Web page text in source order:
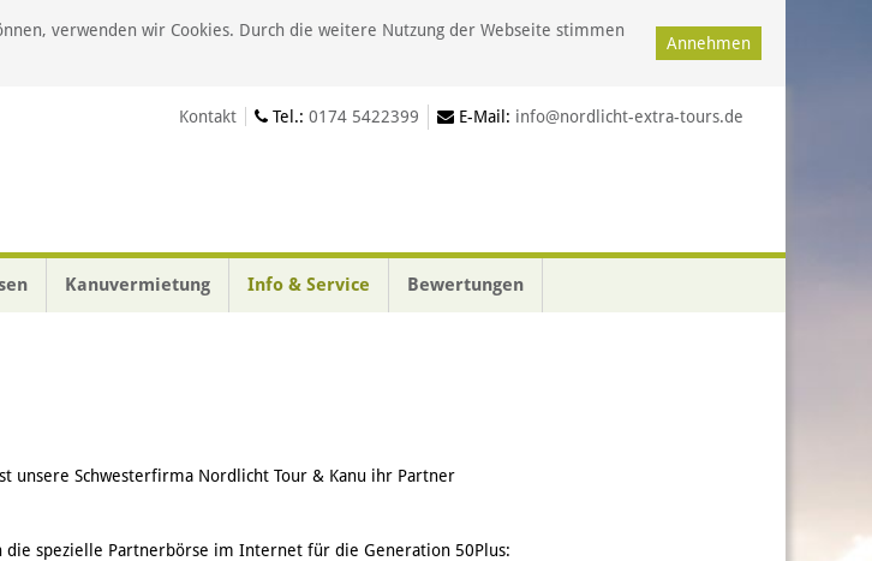
Kontakt Tel.: 0174 5422399 E-Mail: info@nordlicht-extra-tours.de
Kanuvermietung Info & Service Bewertungen
unsere Schwesterfirma Nordlicht Tour & Kanu ihr Partner
die spezielle Partnerbörse im Internet für die Generation 50Plus:
verwenden wir Cookies. Durch die weitere Nutzung der Webseite stimmen
Annehmen